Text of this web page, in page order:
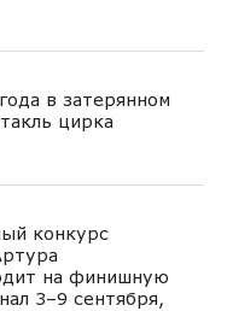
в затерянном
цирка
конкурс
на финишную
3–9 сентября,